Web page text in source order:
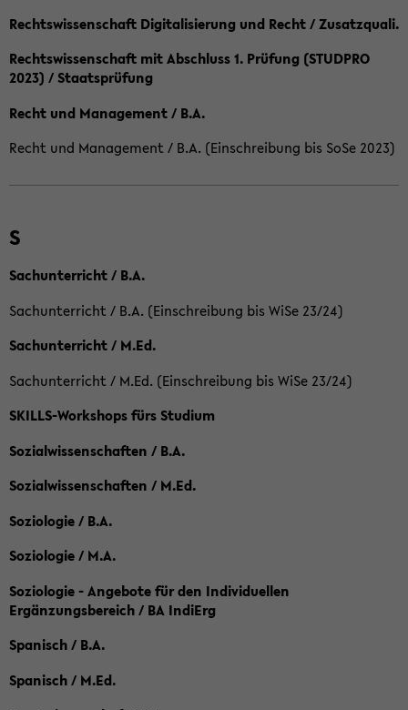
Rechtswissenschaft Digitalisierung und Recht / Zusatzquali.
Rechtswissenschaft mit Abschluss 1. Prüfung (STUDPRO
2023) / Staatsprüfung
Recht und Management / B.A.
Recht und Management / B.A. (Einschreibung bis SoSe 2023)
S
Sachunterricht / B.A.
Sachunterricht / B.A. (Einschreibung bis WiSe 23/24)
Sachunterricht / M.Ed.
Sachunterricht / M.Ed. (Einschreibung bis WiSe 23/24)
SKILLS-Workshops fürs Studium
Sozialwissenschaften / B.A.
Sozialwissenschaften / M.Ed.
Soziologie / B.A.
Soziologie / M.A.
Soziologie - Angebote für den Individuellen
Ergänzungsbereich / BA IndiErg
Spanisch / B.A.
Spanisch / M.Ed.